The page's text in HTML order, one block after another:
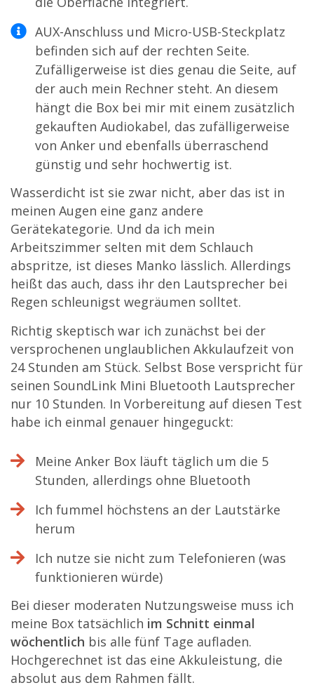
AUX-Anschluss und Micro-USB-Steckplatz
befinden sich auf der rechten Seite.
Zufälligerweise ist dies genau die Seite, auf
der auch mein Rechner steht. An diesem
hängt die Box bei mir mit einem zusätzlich
gekauften Audiokabel, das zufälligerweise
von Anker und ebenfalls überraschend
günstig und sehr hochwertig ist.
Wasserdicht ist sie zwar nicht, aber das ist in
meinen Augen eine ganz andere
Gerätekategorie. Und da ich mein
Arbeitszimmer selten mit dem Schlauch
abspritze, ist dieses Manko lässlich. Allerdings
heißt das auch, dass ihr den Lautsprecher bei
Regen schleunigst wegräumen solltet.
Richtig skeptisch war ich zunächst bei der
versprochenen unglaublichen Akkulaufzeit von
24 Stunden am Stück. Selbst Bose verspricht für
seinen SoundLink Mini Bluetooth Lautsprecher
nur 10 Stunden. In Vorbereitung auf diesen Test
habe ich einmal genauer hingeguckt:
Meine Anker Box läuft täglich um die 5
Stunden, allerdings ohne Bluetooth
Ich fummel höchstens an der Lautstärke
herum
Ich nutze sie nicht zum Telefonieren (was
funktionieren würde)
Bei dieser moderaten Nutzungsweise muss ich
meine Box tatsächlich im Schnitt einmal
wöchentlich bis alle fünf Tage aufladen.
Hochgerechnet ist das eine Akkuleistung, die
absolut aus dem Rahmen fällt.